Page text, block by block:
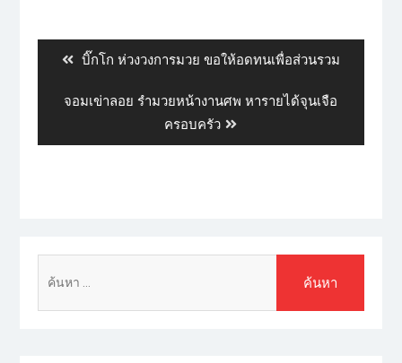
บิ๊กโก ห่วงวงการมวย ขอให้อดทนเพื่อส่วนรวม
จอมเข่าลอย รำมวยหน้างานศพ หารายได้จุนเจือ
ครอบครัว